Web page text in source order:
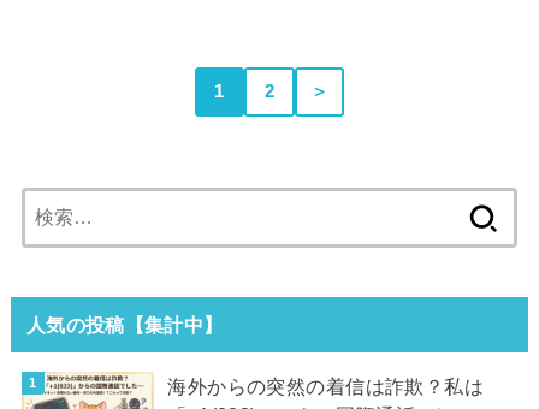
1 2 ＞
索:
人気の投稿【集計中】
海外からの突然の着信は詐欺？私は